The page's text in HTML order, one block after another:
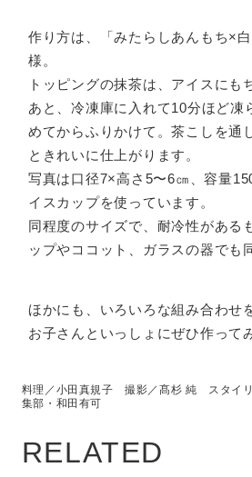
作り方は、「みたらしあんもち×
様。
トッピングの抹茶は、アイスにも
あと、冷凍庫に入れて10分ほど凍
めてからふりかけて。茶こしを通
ときれいに仕上がります。
写真は口径7×高さ5〜6㎝、容量
イスカップを使っています。
同程度のサイズで、耐冷性がある
ップやココット、ガラスの器でも
ほかにも、いろいろな組み合わせ
お子さんといっしょにぜひ作って
料理／小田真規子 撮影／髙杉 純 スタイ
集部・和田有可
RELATED